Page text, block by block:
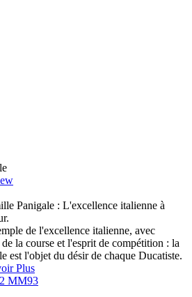
Panigale : L'excellence italienne à
de l'excellence italienne, avec
la course et l'esprit de compétition : la
est l'objet du désir de chaque Ducatiste.
Plus
MM93